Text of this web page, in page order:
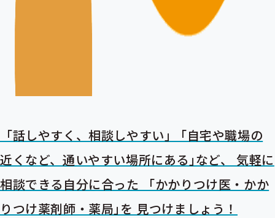
「話しやすく、相談しやすい｣ 「自宅や職場の
近くなど、通いやすい場所にある｣など、 気軽に
相談できる自分に合った 「かかりつけ医・かか
りつけ薬剤師・薬局｣を 見つけましょう！